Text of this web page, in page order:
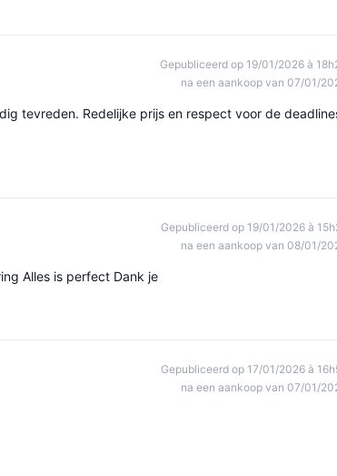
Gepubliceerd op 19/01/2026 à
na een aankoop van 07/01/
tevreden. Redelijke prijs en respect voor de
Gepubliceerd op 19/01/2026 à
na een aankoop van 08/01/
Alles is perfect Dank je
Gepubliceerd op 17/01/2026 à
na een aankoop van 07/01/